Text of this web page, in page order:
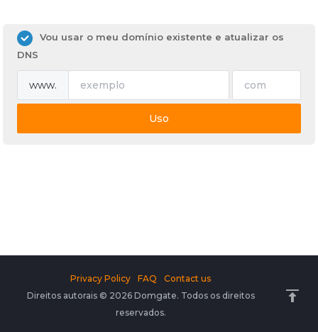
Vou usar o meu domínio existente e atualizar os
DNS
www.
Uso
Direitos autorais © 2026 Domgate. Todos os direitos
reservados.
Privacy Policy FAQ Contact us